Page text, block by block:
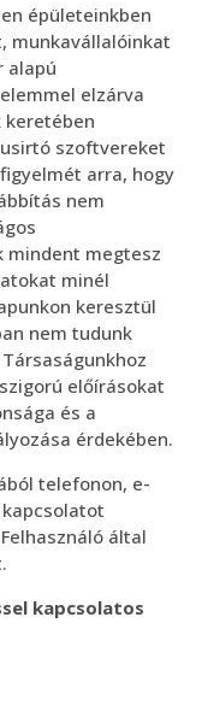
épületeinkben
munkavállalóinkat
alapú
elzárva
szoftvereket
arra, hogy
nem
mindent megtesz
minél
keresztül
nem tudunk
előírásokat
és a
érdekében.
telefonon, e-
által
kapcsolatos